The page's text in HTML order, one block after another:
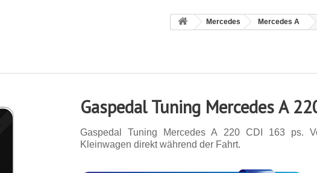
Mercedes Mercedes A
Gaspedal Tuning Mercedes A
Gaspedal Tuning Mercedes A 220 CDI 163 ps.
Kleinwagen direkt während der Fahrt.